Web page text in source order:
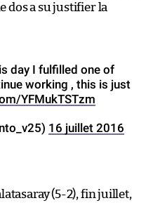
dos a su justifier la
day I fulfilled one of
working , this is just
YFMukTSTzm
16 juillet 2016
(5-2), fin juillet,